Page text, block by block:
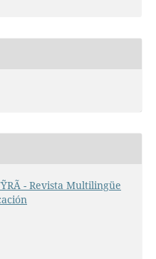
- Revista Multilingüe